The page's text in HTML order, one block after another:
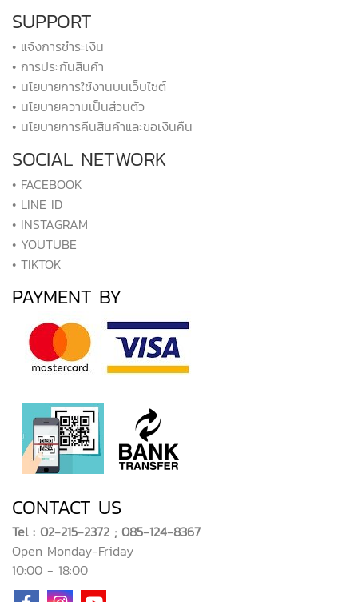
SUPPORT
• แจ้งการชำระเงิน
• การประกันสินค้า
• นโยบายการใช้งานบนเว็บไซต์
• นโยบายความเป็นส่วนตัว
• นโยบายการคืนสินค้าและขอเงินคืน
SOCIAL NETWORK
• FACEBOOK
• LINE ID
• INSTAGRAM
• YOUTUBE
• TIKTOK
PAYMENT BY
CONTACT US
Tel : 02-215-2372 ; 085-124-8367
Open Monday-Friday
10:00 - 18:00